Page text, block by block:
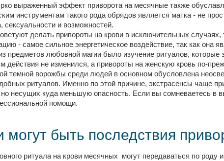
выраженный эффект приворота на месячные также
инструментам такого рода обрядов является матка - не
сексуальности и возможностей.
делать привороты на крови в исключительных
- самое сильное энергетическое воздействие, так как она
предметов любовной магии было изучение ритуалов,
действия не изменился, а привороты на женскую кровь по-
темной ворожбы среди людей в основном обусловлена
ритуалов. Именно по этой причине, экстрасенсы чаще
несущих куда меньшую опасность. Если вы сомневаетесь в
помощи.
могут быть последствия
ритуала на крови месячных могут передаваться по